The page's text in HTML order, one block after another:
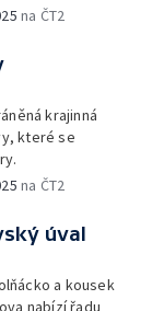
na ČT2
krajinná
které se
na ČT2
úval
a kousek
nabízí řadu